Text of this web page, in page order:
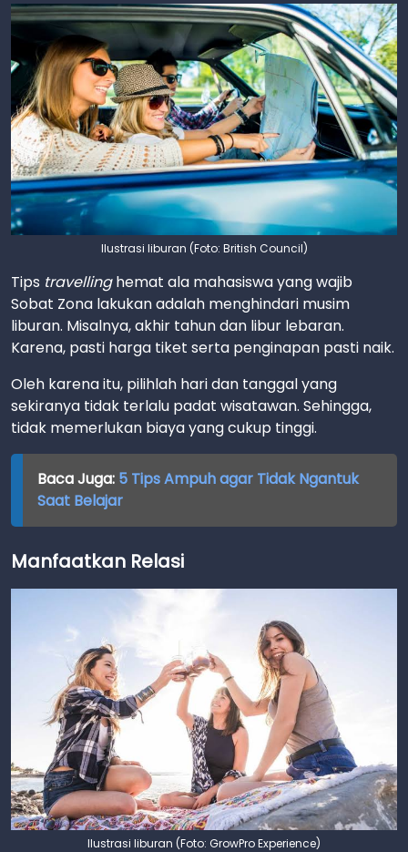
Ilustrasi liburan (Foto: British Council)
Tips travellinghemat ala mahasiswa yang wajib
Sobat Zona lakukan adalah menghindari musim
liburan. Misalnya, akhir tahun dan libur lebaran.
Karena, pasti harga tiket serta penginapan pasti naik.
Oleh karena itu, pilihlah hari dan tanggal yang
sekiranya tidak terlalu padat wisatawan. Sehingga,
tidak memerlukan biaya yang cukup tinggi.
Baca Juga: 5 Tips Ampuh agar Tidak Ngantuk
Saat Belajar
Manfaatkan Relasi
Ilustrasi liburan (Foto: GrowPro Experience)